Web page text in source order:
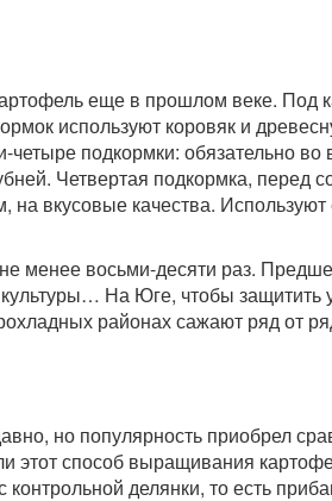
еще в прошлом веке. Под
используют коровяк и
четыре подкормки: обязательно
Четвертая подкормка, перед
на вкусовые качества.
менее восьми-десяти раз.
На Юге, чтобы
районах сажают ряд от
но популярность приобрел
этот способ выращивания
делянки, то есть